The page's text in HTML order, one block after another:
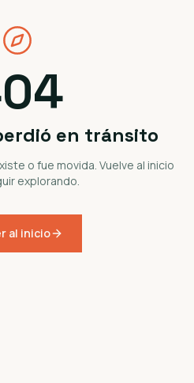
en tránsito
o fue movida. Vuelve al inicio
explorando.
al inicio